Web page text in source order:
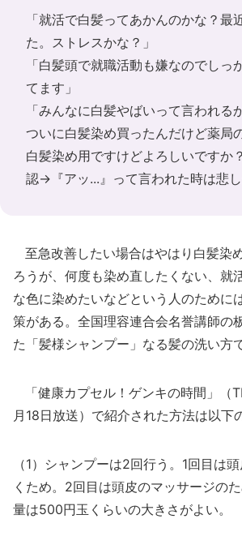
「就活で白髪ってあかんのかな？最
た。ストレスかな？」
「白髪頭で就職活動も嫌なのでしっ
てます」
「みんなに白髪やばいって言われる
ついに白髪染め買ったんだけど薬局
白髪染め用ですけどよろしいですか
認→『アッ...』って言われた時は悲し
至急改善したい場合はやはり白髪染
ろうが、何度も染め直したくない、就
な色に染めたいなどという人のために
策がある。全国理容連合会名誉講師の
た「髪様シャンプー」なる髪の洗い方
「健康カプセル！ゲンキの時間」（
月18日放送）で紹介された方法は以下
（1）シャンプーは2回行う。1回目は
くため。2回目は頭皮のマッサージの
量は500円玉くらいの大きさがよい。